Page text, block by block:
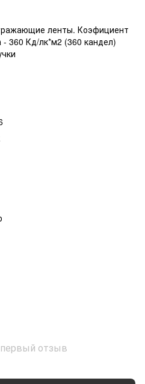
ленты. Коэфициент
360 Кд/лк*м2 (360 кандел)
отзыв